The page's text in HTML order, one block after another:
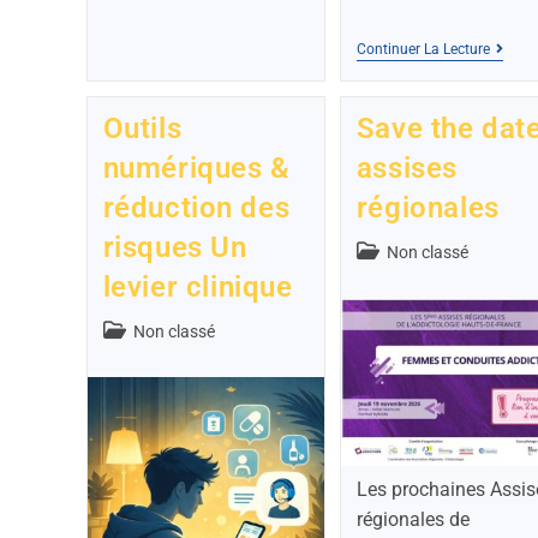
Continuer La Lecture
Outils
numériques &
réduction des
risques Un
levier clinique
Non classé
Save the
assises
régionales
Non classé
Les prochaines
régionales de